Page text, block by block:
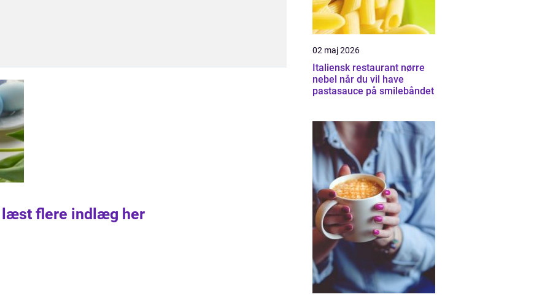
læst flere indlæg her
02 maj 2026
Italiensk restaurant nørre
nebel når du vil have
pastasauce på smilebåndet